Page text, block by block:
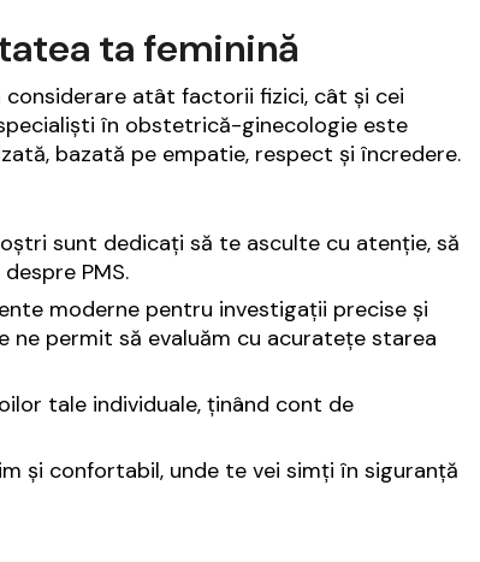
ta feminină
considerare atât factorii fizici, cât și cei
în obstetrică-ginecologie este
bazată pe empatie, respect și încredere.
sunt dedicați să te asculte cu atenție, să
PMS.
moderne pentru investigații precise și
ne permit să evaluăm cu acuratețe starea
tale individuale, ținând cont de
și confortabil, unde te vei simți în siguranță